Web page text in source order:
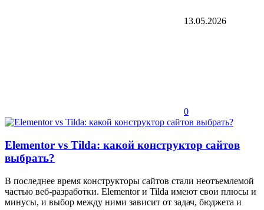
13.05.2026
0
Elementor vs Tilda: какой конструктор сайтов
выбрать?
В последнее время конструкторы сайтов стали неотъемлемой
частью веб-разработки. Elementor и Tilda имеют свои плюсы и
минусы, и выбор между ними зависит от задач, бюджета и